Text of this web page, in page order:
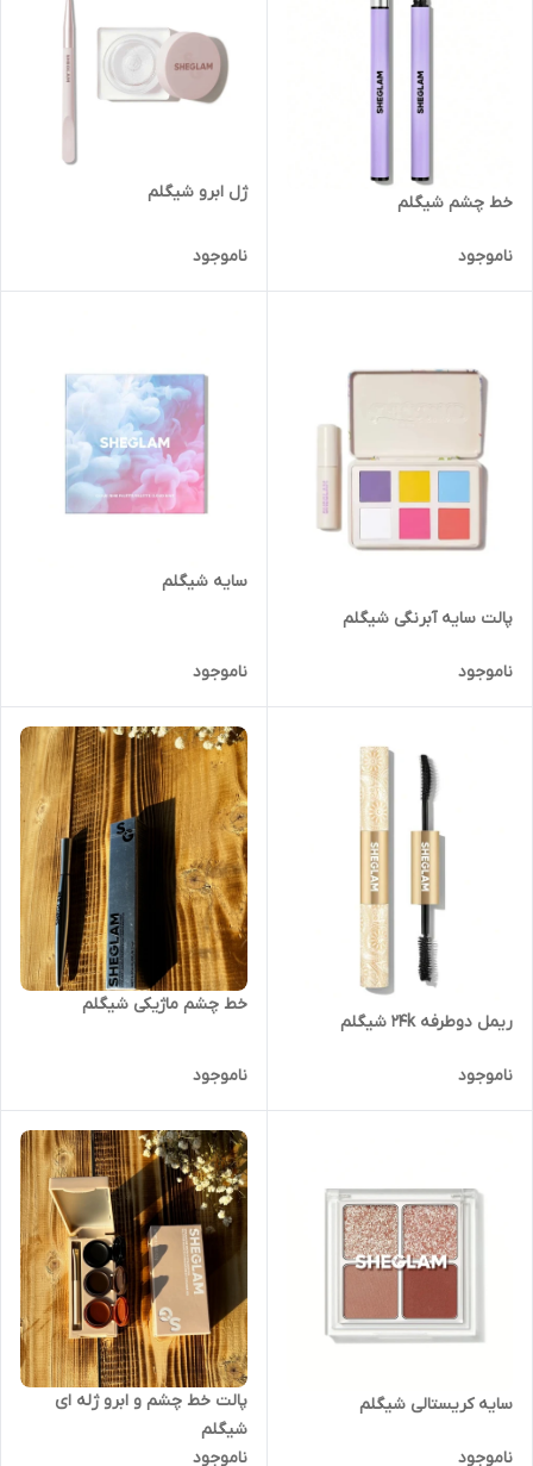
خط چشم شیگلم
ناموجود
ژل ابرو شیگلم
ناموجود
پالت سایه آبرنگی شیگلم
ناموجود
سایه شیگلم
ناموجود
ریمل دوطرفه 24k شیگلم
ناموجود
خط چشم ماژیکی شیگلم
ناموجود
سایه کریستالی شیگلم
ناموجود
پالت خط چشم و ابرو ژله ای
شیگلم
ناموجود